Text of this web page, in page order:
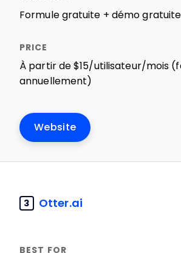
Formule gratuite + démo
À partir de $15/utilisateur/mois
annuellement)
Website
3 Otter.ai